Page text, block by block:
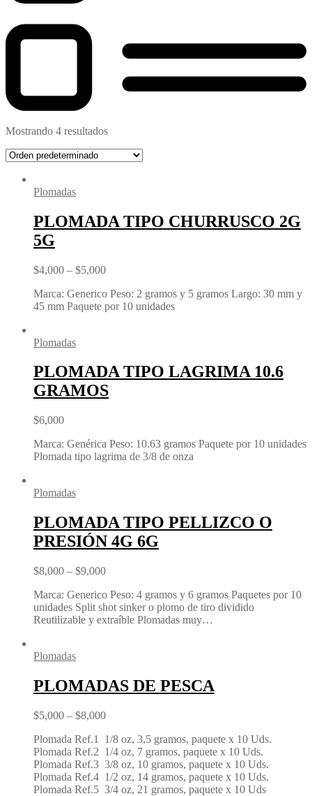
Mostrando 4 resultados
Plomadas
PLOMADA TIPO CHURRUSCO 2G
5G
$4,000 – $5,000
Marca: Generico Peso: 2 gramos y 5 gramos Largo: 30 mm y
45 mm Paquete por 10 unidades
Plomadas
PLOMADA TIPO LAGRIMA 10.6
GRAMOS
$6,000
Marca: Genérica Peso: 10.63 gramos Paquete por 10 unidades
Plomada tipo lagrima de 3/8 de onza
Plomadas
PLOMADA TIPO PELLIZCO O
PRESIÓN 4G 6G
$8,000 – $9,000
Marca: Generico Peso: 4 gramos y 6 gramos Paquetes por 10
unidades Split shot sinker o plomo de tiro dividido
Reutilizable y extraíble Plomadas muy…
Plomadas
PLOMADAS DE PESCA
$5,000 – $8,000
Plomada Ref.1 1/8 oz, 3,5 gramos, paquete x 10 Uds.
Plomada Ref.2 1/4 oz, 7 gramos, paquete x 10 Uds.
Plomada Ref.3 3/8 oz, 10 gramos, paquete x 10 Uds.
Plomada Ref.4 1/2 oz, 14 gramos, paquete x 10 Uds.
Plomada Ref.5 3/4 oz, 21 gramos, paquete x 10 Uds